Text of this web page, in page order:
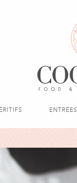
ENTRÉES